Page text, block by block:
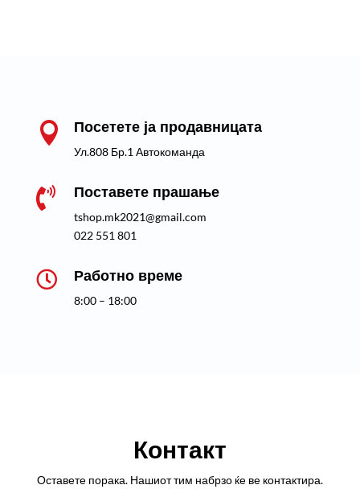
 Посетете ја продавницата
Ул.808 Бр.1 Автокоманда
 Поставете прашање
tshop.mk2021@gmail.com
022 551 801
 Работно време
8:00 – 18:00
Контакт
Оставете порака. Нашиот тим набрзо ќе ве контактира.